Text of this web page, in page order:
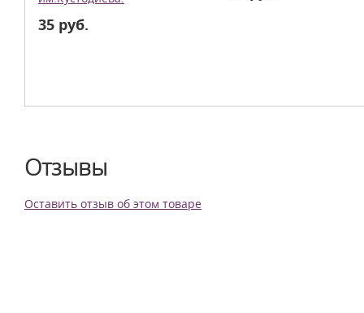
35 руб.
Отзывы
Оставить отзыв об этом товаре